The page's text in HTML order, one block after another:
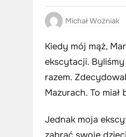
Michał Woźniak
Kiedy mój mąż,
ekscytacji.
razem.
Mazurach. To
Jednak moja